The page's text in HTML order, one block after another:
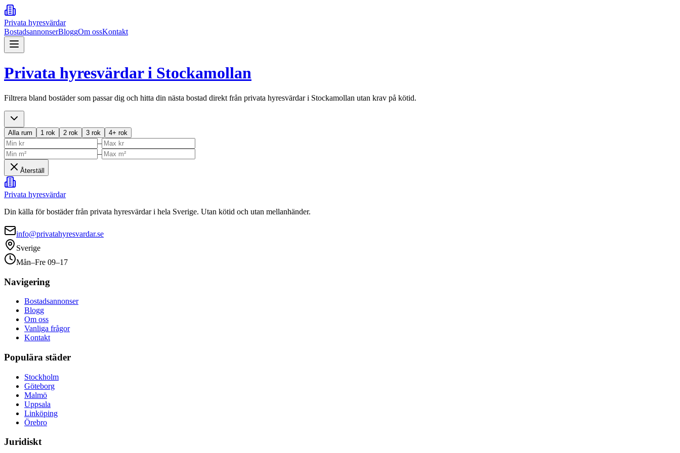
Privata hyresvärdar
BostadsannonserBloggOm ossKontakt
Privata hyresvärdar i Stockamollan
Filtrera bland bostäder som passar dig och hitta din nästa bostad direkt från privata hyresvärdar i Stockamollan utan krav på kötid.
Alla rum 1 rok 2 rok 3 rok 4+ rok
–
–
Återställ
Privata hyresvärdar
Din källa för bostäder från privata hyresvärdar i hela Sverige. Utan kötid och utan mellanhänder.
info@privatahyresvardar.se
Sverige
Mån–Fre 09–17
Navigering
Bostadsannonser
Blogg
Om oss
Vanliga frågor
Kontakt
Populära städer
Stockholm
Göteborg
Malmö
Uppsala
Linköping
Örebro
Juridiskt